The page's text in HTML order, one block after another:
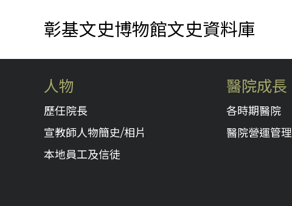
彰基文史博物館文史資料庫
人物
歷任院長
宣教師人物簡史/相片
本地員工及信徒
醫院成長
各時期醫院
醫院營運管理